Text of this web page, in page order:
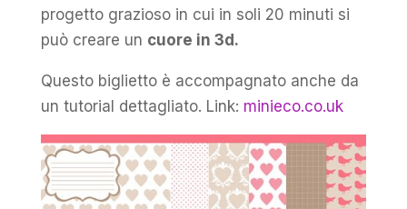
progetto grazioso in cui in soli 20 minuti si
può creare un cuore in 3d.
Questo biglietto è accompagnato anche da
un tutorial dettagliato. Link: minieco.co.uk